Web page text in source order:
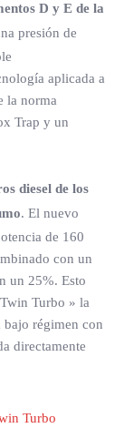
D y E de la
presión de
aplicada a
la norma
Trap y un
diesel de los
. El nuevo
de 160
con un
un 25%. Esto
Turbo » la
régimen con
directamente